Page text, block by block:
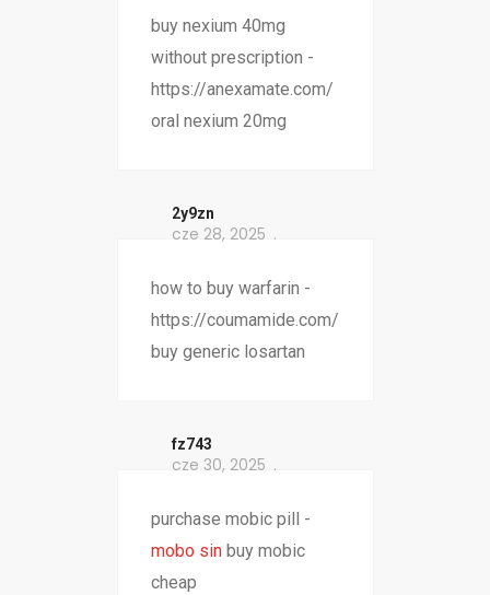
buy nexium 40mg
without prescription -
https://anexamate.com/
oral nexium 20mg
2y9zn
cze 28, 2025
how to buy warfarin -
https://coumamide.com/
buy generic losartan
fz743
cze 30, 2025
purchase mobic pill -
mobo sinbuy mobic
cheap